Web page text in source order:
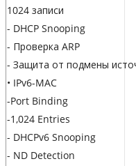
1024 записи
- DHCP Snooping
- Проверка ARP
- Защита от подмены
• IPv6-MAC
-Port Binding
-1,024 Entries
- DHCPv6 Snooping
- ND Detection